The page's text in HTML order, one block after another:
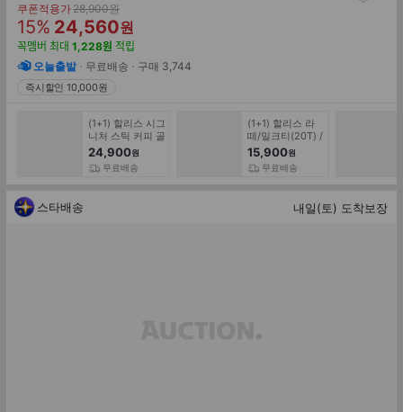
쿠폰적용가기
존
가
28,900원
할
인
률
15% 판
매
가
24,560원
꼭멤버 최대 1,228원 적립
오늘출발
무료배송 구매 3,744
즉시할인 10,000원
(1+1) 할리스 시그
니처 스틱 커피 골
라담기 + 미니 마
일드 10T
24,900원
무료배송
(1+1) 할리스 라
떼/밀크티(20T) /
시그니처 다크 마
일드(30T) 골라
담기
15,900원
무료배송
스타배송 내일(토) 도착보장